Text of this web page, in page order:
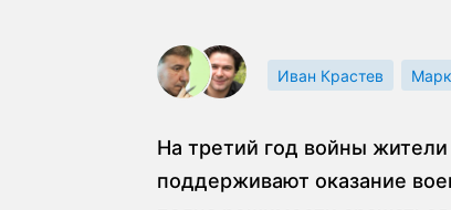
Иван Крастев
На третий год войны
поддерживают оказание